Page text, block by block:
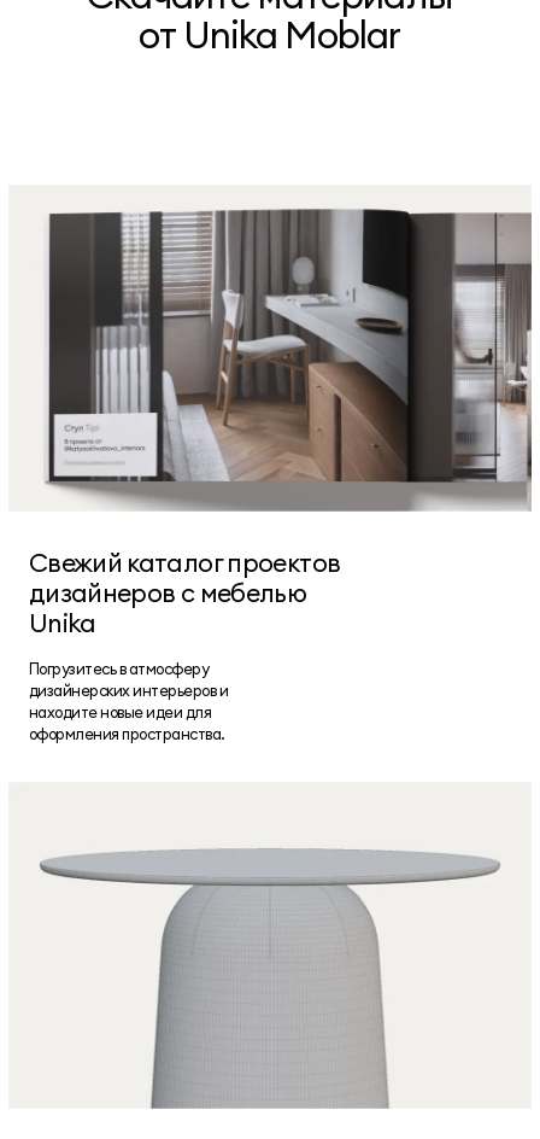
от Unika Moblar
Свежий каталог проектов
дизайнеров с мебелью
Unika
Погрузитесь в атмосферу
дизайнерских интерьеров и
находите новые идеи для
оформления пространства.